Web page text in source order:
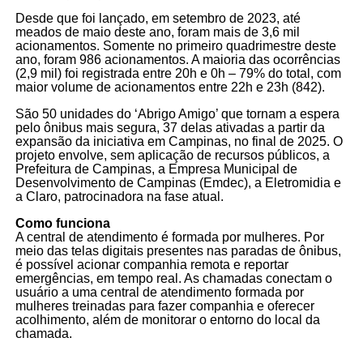
Desde que foi lançado, em setembro de 2023, até
meados de maio deste ano, foram mais de 3,6 mil
acionamentos. Somente no primeiro quadrimestre deste
ano, foram 986 acionamentos. A maioria das ocorrências
(2,9 mil) foi registrada entre 20h e 0h – 79% do total, com
maior volume de acionamentos entre 22h e 23h (842).
São 50 unidades do ‘Abrigo Amigo’ que tornam a espera
pelo ônibus mais segura, 37 delas ativadas a partir da
expansão da iniciativa em Campinas, no final de 2025. O
projeto envolve, sem aplicação de recursos públicos, a
Prefeitura de Campinas, a Empresa Municipal de
Desenvolvimento de Campinas (Emdec), a Eletromidia e
a Claro, patrocinadora na fase atual.
Como funciona
A central de atendimento é formada por mulheres. Por
meio das telas digitais presentes nas paradas de ônibus,
é possível acionar companhia remota e reportar
emergências, em tempo real. As chamadas conectam o
usuário a uma central de atendimento formada por
mulheres treinadas para fazer companhia e oferecer
acolhimento, além de monitorar o entorno do local da
chamada.